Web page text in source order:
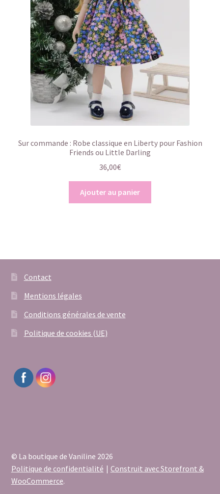
Sur commande : Robe classique en Liberty pour Fashion
Friends ou Little Darling
36,00€
Ajouter au panier
Contact
Mentions légales
Conditions générales de vente
Politique de cookies (UE)
© La boutique de Vaniline 2026
Politique de confidentialité
Construit avec Storefront &
WooCommerce.